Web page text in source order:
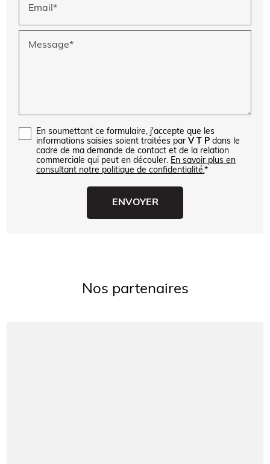
Email*
Message*
En soumettant ce formulaire, j'accepte que les
informations saisies soient traitées parV T P dans le
cadre de ma demande de contact et de la relation
commerciale qui peut en découler. En savoir plus en
consultant notre politique de confidentialité.*
Nos partenaires